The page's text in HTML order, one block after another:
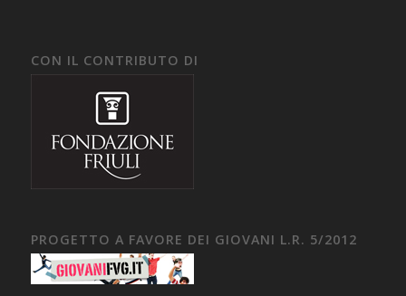
CON IL CONTRIBUTO DI
PROGETTO A FAVORE DEI GIOVANI L.R. 5/2012